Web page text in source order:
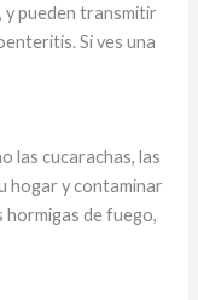
y pueden transmitir
Si ves una
las cucarachas, las
hogar y contaminar
hormigas de fuego,